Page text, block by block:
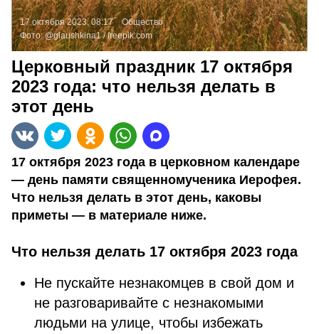
17 октября 2023, 08:17
Общество
Фото:@glaushkina1 /freepik.com
Церковный праздник 17 октября
2023 года: что нельзя делать в
этот день
17 октября 2023 года в церковном календаре
— день памяти священномученика Иерофея.
Что нельзя делать в этот день, каковы
приметы — в материале ниже.
Что нельзя делать 17 октября 2023 года
Не пускайте незнакомцев в свой дом и
не разговаривайте с незнакомыми
людьми на улице, чтобы избежать